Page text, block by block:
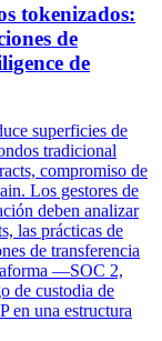
tokenizados:
de
de
superficies de
tradicional
compromiso de
Los gestores de
deben analizar
las prácticas de
de transferencia
—SOC 2,
de custodia de
en una estructura